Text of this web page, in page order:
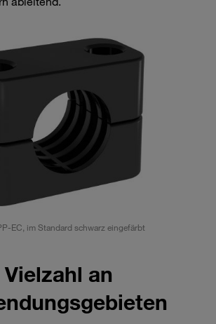
EC, im Standard schwarz eingefärbt
Vielzahl an